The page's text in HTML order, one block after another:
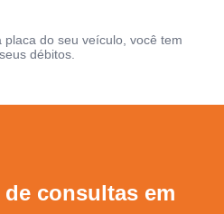
placa do seu veículo, você tem
débitos.
consultas em